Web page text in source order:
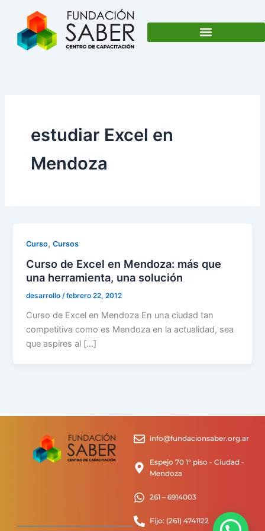
contenido
estudiar Excel en
Mendoza
Curso,Cursos
Curso de Excel en Mendoza: más que
una herramienta, una solución
desarrollo/febrero 22, 2012
Curso de Excel en Mendoza En una ciudad tan
competitiva como es Mendoza en la actualidad, sea
que aspires al […]
info@fundacionsaber.org.ar
Espejo 70 1° piso - Ciudad -
Mendoza
261 – 6914003
Fijo: (261) 4741122